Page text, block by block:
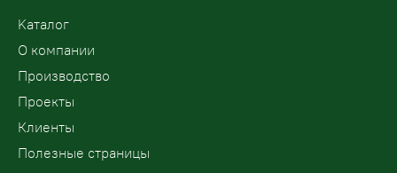
Kаталог
О компании
Производство
Проекты
Клиенты
Полезные страницы